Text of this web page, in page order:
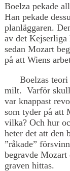
Boelza pekade
Han pekade
planläggaren.
av det Kejserliga
sedan Mozart
på att Wiens
Boelzas teori
milt. Varför
var knappast
som tyder på att
vilka? Och hur
heter det att den
”råkade”
begravde
graven hittas.